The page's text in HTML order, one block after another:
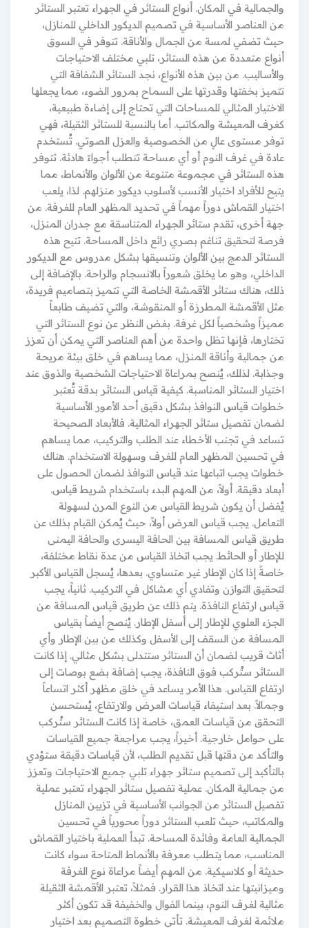
والجمالية في المكان. أنواع الستائر في الجهراء تعتبر الستائر
من العناصر الأساسية في تصميم الديكور الداخلي للمنازل،
حيث تضفي لمسة من الجمال والأناقة. تتوفر في السوق
أنواع متعددة من هذه الستائر، تلبي مختلف الاحتياجات
والأساليب. من بين هذه الأنواع، نجد الستائر الشفافة التي
تتميز بخفتها وقدرتها على السماح بمرور الضوء، مما يجعلها
الاختيار المثالي للمساحات التي تحتاج إلى إضاءة طبيعية،
كغرف المعيشة والمكاتب. أما بالنسبة للستائر الثقيلة، فهي
توفر مستوى عالٍ من الخصوصية والعزل الصوتي. تُستخدم
عادة في غرف النوم أو أي مساحة تتطلب أجواءً هادئة. تتوفر
هذه الستائر في مجموعة متنوعة من الألوان والأنماط، مما
يتيح للأفراد اختيار الأنسب لأسلوب ديكور منزلهم. لذا، يلعب
اختيار القماش دوراً مهماً في تحديد المظهر العام للغرفة. من
جهة أخرى، تقدم ستائر الجهراء المتناسقة مع جدران المنزل،
فرصة لتحقيق تناغم بصري رائع داخل المساحة. تتيح هذه
الستائر الدمج بين الألوان وتنسيقها بشكل مدروس مع الديكور
الداخلي، وهو ما يخلق شعوراً بالانسجام والراحة. بالإضافة إلى
ذلك، هناك ستائر الأقمشة الخاصة التي تتميز بتصاميم فريدة،
مثل الأقمشة المطرزة أو المنقوشة، والتي تضيف طابعاً
مميزاً وشخصياً لكل غرفة. بغض النظر عن نوع الستائر التي
تختارها، فإنها تظل واحدة من أهم العناصر التي يمكن أن تعزز
من جمالية وأناقة المنزل، مما يساهم في خلق بيئة مريحة
وجذابة. لذلك، يُنصح بمراعاة الاحتياجات الشخصية والذوق عند
اختيار الستائر المناسبة. كيفية قياس الستائر بدقة تُعتبر
خطوات قياس النوافذ بشكل دقيق أحد الأمور الأساسية
لضمان تفصيل ستائر الجهراء المثالية. فالأبعاد الصحيحة
تساعد في تجنب الأخطاء عند الطلب والتركيب، مما يساهم
في تحسين المظهر العام للغرف وسهولة الاستخدام. هناك
خطوات يجب اتباعها عند قياس النوافذ لضمان الحصول على
أبعاد دقيقة. أولاً، من المهم البدء باستخدام شريط قياس.
يُفضل أن يكون شريط القياس من النوع المرن لسهولة
التعامل. يجب قياس العرض أولاً، حيث يُمكن القيام بذلك عن
طريق قياس المسافة بين الحافة اليسرى والحافة اليمنى
للإطار أو الحائط. يجب اتخاذ القياس من عدة نقاط مختلفة،
خاصةً إذا كان الإطار غير متساوي. بعدها، يُسجل القياس الأكبر
لتحقيق التوازن وتفادي أي مشاكل في التركيب. ثانياً، يجب
قياس ارتفاع النافذة. يتم ذلك عن طريق قياس المسافة من
الجزء العلوي للإطار إلى أسفل الإطار. يُنصح أيضاً بقياس
المسافة من السقف إلى الأسفل وكذلك من بين الإطار وأي
أثاث قريب لضمان أن الستائر ستتدلى بشكل مثالي. إذا كانت
الستائر ستُركب فوق النافذة، يجب إضافة بضع بوصات إلى
ارتفاع القياس. هذا الأمر يساعد في خلق مظهر أكثر اتساعاً
وجمالاً. بعد استيفاء قياسات العرض والارتفاع، يُستحسن
التحقق من قياسات العمق، خاصة إذا كانت الستائر ستُركب
على حوامل خارجية. أخيراً، يجب مراجعة جميع القياسات
والتأكد من دقتها قبل تقديم الطلب، لأن قياسات دقيقة ستؤدي
بالتأكيد إلى تصميم ستائر جهراء تلبي جميع الاحتياجات وتعزز
من جمالية المكان. عملية تفصيل ستائر الجهراء تعتبر عملية
تفصيل الستائر من الجوانب الأساسية في تزيين المنازل
والمكاتب، حيث تلعب الستائر دوراً محورياً في تحسين
الجمالية العامة وفائدة المساحة. تبدأ العملية باختيار القماش
المناسب، مما يتطلب معرفة بالأنماط المتاحة سواء كانت
حديثة أو كلاسيكية. من المهم أيضاً مراعاة نوع الغرفة
وميزانيتها عند اتخاذ هذا القرار. فمثلاً، تعتبر الأقمشة الثقيلة
مثالية لغرف النوم، بينما الفوال والخفيفة قد تكون أكثر
ملائمة لغرف المعيشة. تأتي خطوة التصميم بعد اختيار